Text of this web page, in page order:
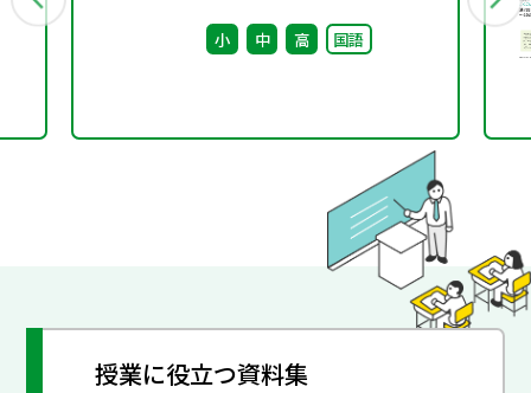
回） 配付資料
小 中 高 国語
授業に役立つ資料集